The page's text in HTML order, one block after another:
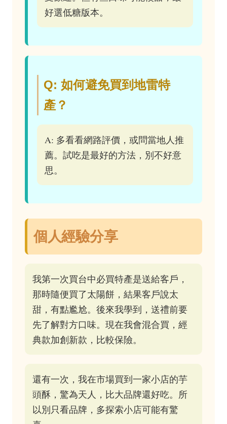
好選低糖版本。
Q: 如何避免買到地雷特
產？
A: 多看看網路評價，或問當地人推
薦。試吃是最好的方法，別不好意
思。
個人經驗分享
我第一次買台中必買特產是送給客戶，
那時隨便買了太陽餅，結果客戶說太
甜，有點尷尬。後來我學到，送禮前要
先了解對方口味。現在我會混合買，經
典款加創新款，比較保險。
還有一次，我在市場買到一家小店的芋
頭酥，驚為天人，比大品牌還好吃。所
以別只看品牌，多探索小店可能有驚